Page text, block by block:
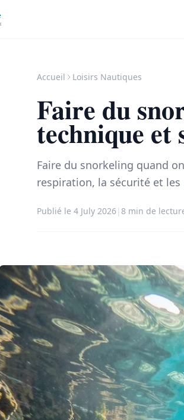
Accueil Loisirs Nautiques
Faire du
technique et
Faire du snorkeling quand
respiration, la sécurité et
Publié le 4 July 2026| 8 min de